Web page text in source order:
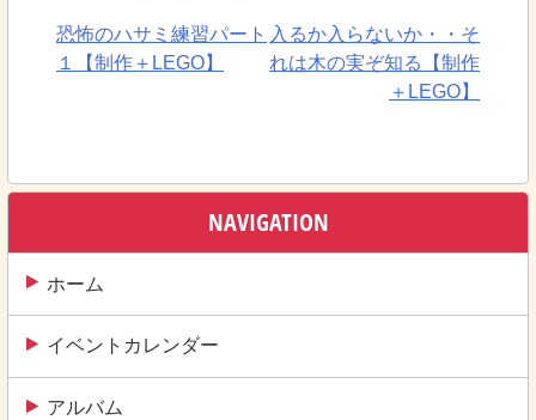
NAVIGATION
ホーム
イベントカレンダー
アルバム
投
ビ
ー
シ
ョ
ン
恐怖のハサミ練習パート
１【制作＋LEGO】
入るか入らないか・・そ
れは木の実ぞ知る【制作
＋LEGO】